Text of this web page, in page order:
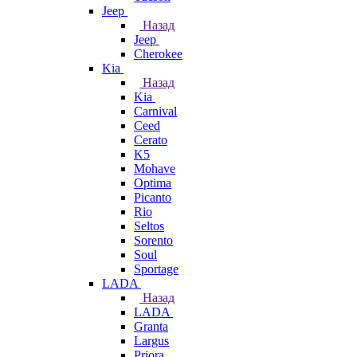
Jeep
Назад
Jeep
Cherokee
Kia
Назад
Kia
Carnival
Ceed
Cerato
K5
Mohave
Optima
Picanto
Rio
Seltos
Sorento
Soul
Sportage
LADA
Назад
LADA
Granta
Largus